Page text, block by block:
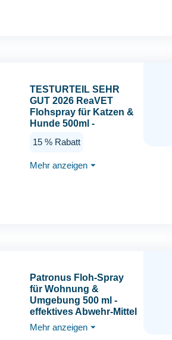
TESTURTEIL SEHR
GUT 2026 ReaVET
Flohspray für Katzen &
Hunde 500ml -
Flöhe bei Befall &
Langzeitschutz,
15 % Rabatt
Mehr anzeigen ⏷
Patronus Floh-Spray
für Wohnung &
Umgebung 500 ml -
effektives Abwehr-Mittel
gegen Flöhe mit
Sofortschutz -
Mehr anzeigen ⏷